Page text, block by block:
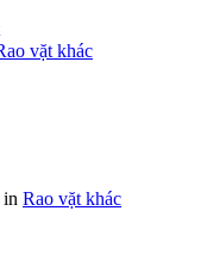
vặt khác
in Rao vặt khác